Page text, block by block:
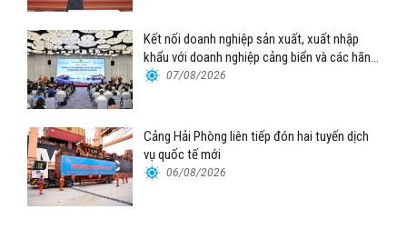
Kết nối doanh nghiệp sản xuất, xuất nhập
khẩu với doanh nghiệp cảng biển và các hãng
tàu 07/08/2026
Cảng Hải Phòng liên tiếp đón hai tuyến dịch
vụ quốc tế mới
06/08/2026